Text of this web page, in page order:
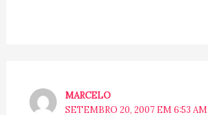
MARCELO
SETEMBRO 20, 2007 EM 6:53 AM